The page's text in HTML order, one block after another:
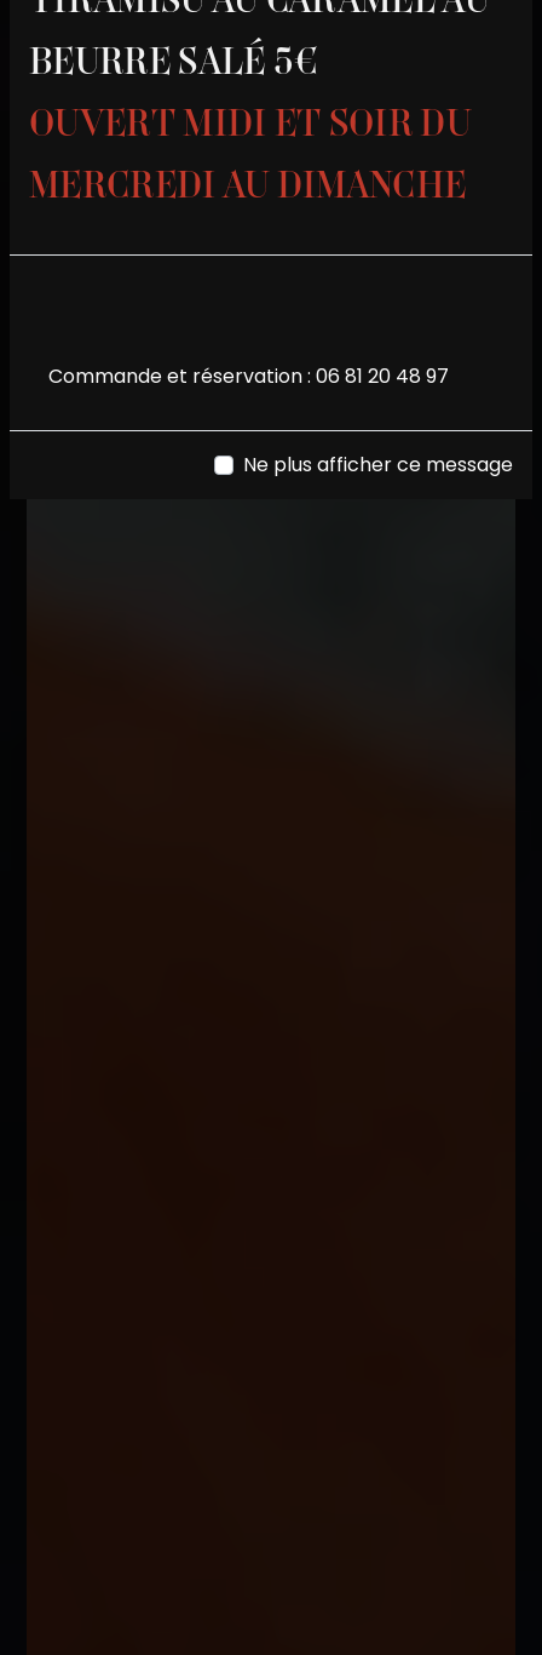
BEURRE SALÉ 5€
OUVERT MIDI ET SOIR DU
MERCREDI AU DIMANCHE
Commande et réservation : 06 81 20 48 97
Ne plus afficher ce message